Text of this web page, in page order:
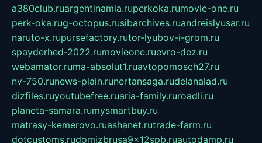
a380club.ruargentinamia.ruperkoka.rumovie-one.ru
perk-oka.rug-octopus.rusibarchives.ruandreislyusar.ru
naruto-x.rupursefactory.rutor-lyubov-i-grom.ru
spayderhed-2022.rumovieone.ruevro-dez.ru
webamator.ruma-absolut1.ruavtopomosch27.ru
nv-750.runews-plain.runertansaga.rudelanalad.ru
dizfiles.ruyoutubefree.ruaria-family.ruroadli.ru
planeta-samara.rumysmartbuy.ru
matrasy-kemerovo.ruashanet.rutrade-farm.ru
dotcustoms.rudomizbrusa9x12spb.ruautodamp.ru